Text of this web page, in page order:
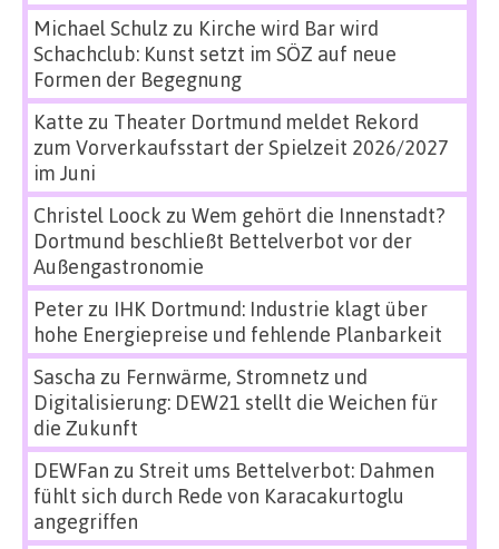
Michael Schulz zu Kirche wird Bar wird
Schachclub: Kunst setzt im SÖZ auf neue
Formen der Begegnung
Katte zu Theater Dortmund meldet Rekord
zum Vorverkaufsstart der Spielzeit 2026/2027
im Juni
Christel Loock zu Wem gehört die Innenstadt?
Dortmund beschließt Bettelverbot vor der
Außengastronomie
Peterzu IHK Dortmund: Industrie klagt über
hohe Energiepreise und fehlende Planbarkeit
Sascha zu Fernwärme, Stromnetz und
Digitalisierung: DEW21 stellt die Weichen für
die Zukunft
DEWFan zu Streit ums Bettelverbot: Dahmen
fühlt sich durch Rede von Karacakurtoglu
angegriffen